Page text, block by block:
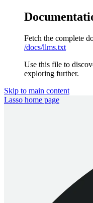
Fetch the complete
/docs/llms.txt
Use this file to
exploring further.
Skip to main content
Lasso home page